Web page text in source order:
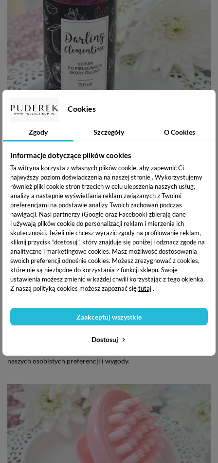
Cookies
Zgody Szczegóły O Cookies
Informacje dotyczące plików cookies
Ta witryna korzysta z własnych plików cookie, aby zapewnić Ci
najwyższy poziom doświadczenia na naszej stronie . Wykorzystujemy
również pliki cookie stron trzecich w celu ulepszenia naszych usług,
analizy a nastepnie wyświetlania reklam związanych z Twoimi
preferencjami na podstawie analizy Twoich zachowań podczas
nawigacji. Nasi partnerzy (Google oraz Facebook) zbierają dane
i używają plików cookie do personalizacji reklam i mierzenia ich
skuteczności. Jeżeli nie chcesz wyrazić zgody na profilowanie reklam,
kliknij przycisk "dostosuj", który znajduje się poniżej i odznacz zgodę na
analityczne i marketingowe cookies. Masz możliwość dostosowania
swoich preferencji odnośnie cookies. Możesz zrezygnować z cookies,
które nie są niezbędne do korzystania z funkcji sklepu. Swoje
ustawienia możesz zmienić w każdej chwili korzystając z tego okienka.
Z naszą polityką cookies możesz zapoznać siętutaj.
Dostosuj
Zaakceptuj wszystkie
Jakimasażer do głowykupić?
Jednym z bardziej popularnych masażerówsągrabki do skóry
głowy. To masażer w postaci 5-palczastych grabek z wygodną
rączką. Bardzo łatwo jest go użyć i wygodnie trzyma się go w
dłoniach. Na końcugrabekznajdują się metalowe kulki, które się
obracają. Są chłodne, wiec to zapewnia dodatkowy relaks i jest
przyjemne dla skóry. Wypustki są delikatne, nie ciągną włosów, ani
masażerajest kompaktowy,
Jest to produkt twardszy, bez obrotowych wypustek w nieco innym
utrzymać go dłoni. Również sprawdzi się do pobudzania cyrkulacji
naszych osobistych preferencji i wygody.